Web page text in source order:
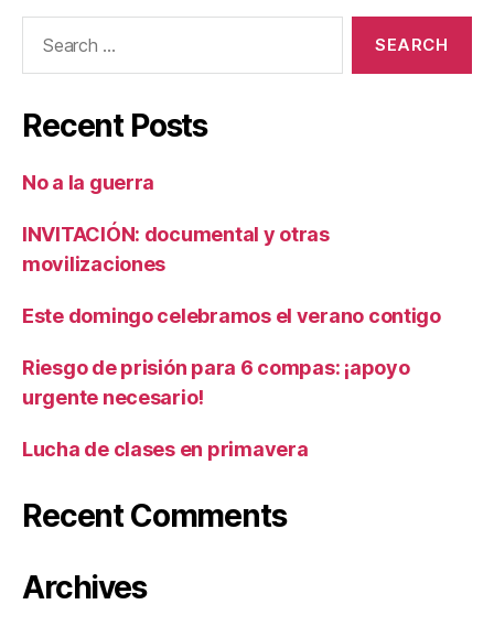
Recent Posts
No a la guerra
INVITACIÓN: documental y otras
movilizaciones
Este domingo celebramos el verano contigo
Riesgo de prisión para 6 compas: ¡apoyo
urgente necesario!
Lucha de clases en primavera
Recent Comments
Archives